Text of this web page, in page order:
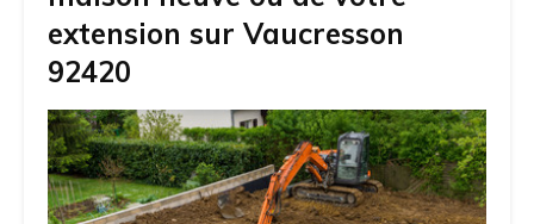
extension sur Vaucresson
92420